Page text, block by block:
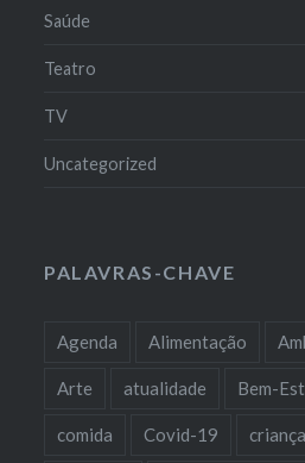
Saúde
Teatro
TV
Uncategorized
PALAVRAS-CHAVE
Agenda Alimentação
Arte atualidade Bem-
comida Covid-19